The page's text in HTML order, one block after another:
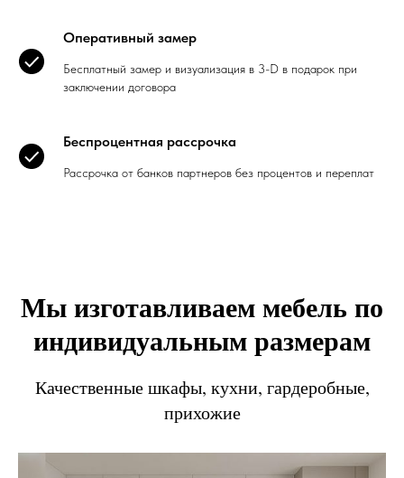
Оперативный замер
Бесплатный замер и визуализация в 3-D в подарок при
заключении договора
Беспроцентная рассрочка
Рассрочка от банков партнеров без процентов и переплат
Мы изготавливаем мебель по
индивидуальным размерам
Качественные шкафы, кухни, гардеробные,
прихожие